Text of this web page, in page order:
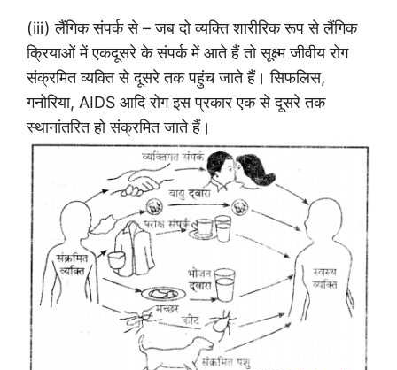
(iii) लैंगिक संपर्क से – जब दो व्यक्ति शारीरिक रूप से लैंगिक
क्रियाओं में एकदूसरे के संपर्क में आते हैं तो सूक्ष्म जीवीय रोग
संक्रमित व्यक्ति से दूसरे तक पहुंच जाते हैं। सिफलिस,
गनोरिया, AIDS आदि रोग इस प्रकार एक से दूसरे तक
स्थानांतरित हो संक्रमित जाते हैं।